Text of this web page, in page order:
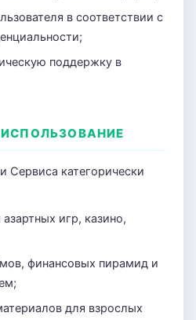
в соответствии с
поддержку в
Сервиса категорически
игр, казино,
финансовых пирамид и
для взрослых